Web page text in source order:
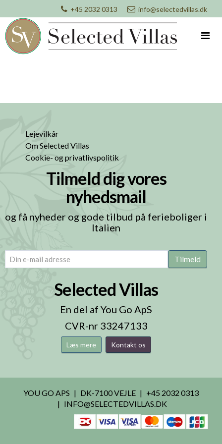
+45 2032 0313 info@selectedvillas.dk
Lejevilkår
Om Selected Villas
Cookie- og privatlivspolitik
Tilmeld dig vores
nyhedsmail
og få nyheder og gode tilbud på ferieboliger i
Italien
email (Påkrævet) Tilmeld
Selected Villas
En del af You Go ApS
CVR-nr 33247133
Læs mere Kontakt os
YOU GO APS DK-7100 VEJLE
+45 2032 0313
INFO@SELECTEDVILLAS.DK